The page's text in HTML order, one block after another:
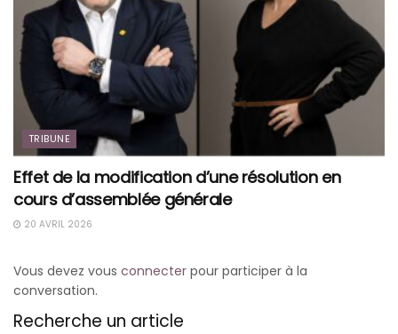
TRIBUNE
Effet de la modification d’une résolution en
cours d’assemblée générale
20 AVRIL 2026
Vous devez vous connecter pour participer à la
conversation.
Recherche un article